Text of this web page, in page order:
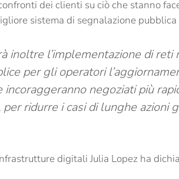
dei clienti su ciò che stanno
sistema di segnalazione
inoltre l’implementazione di reti
per gli operatori
incoraggeranno negoziati più
ridurre i casi di lunghe azioni
digitali Julia Lopez ha